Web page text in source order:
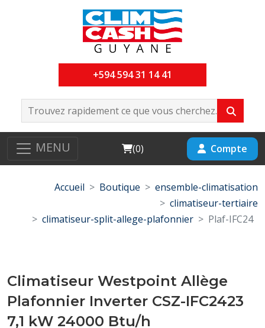
+594 594 31 14 41
MENU Cart
(0) Compte
Accueil Boutique
ensemble-climatisation
climatiseur-tertiaire
climatiseur-split-allege-plafonnier
Plaf-IFC24
Climatiseur Westpoint Allège
Plafonnier Inverter CSZ-IFC2423
7,1 kW 24000 Btu/h